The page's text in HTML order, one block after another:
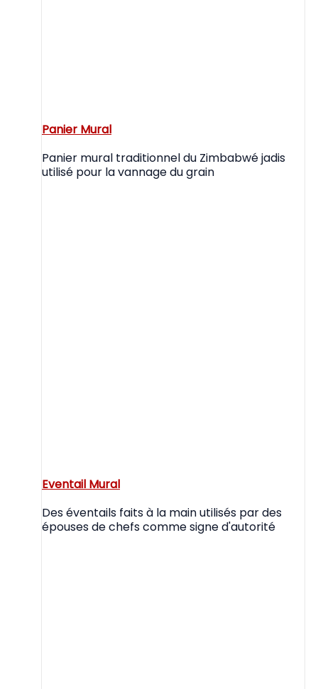
Panier Mural
Panier mural traditionnel du Zimbabwé jadis
utilisé pour la vannage du grain
Eventail Mural
Des éventails faits à la main utilisés par des
épouses de chefs comme signe d'autorité